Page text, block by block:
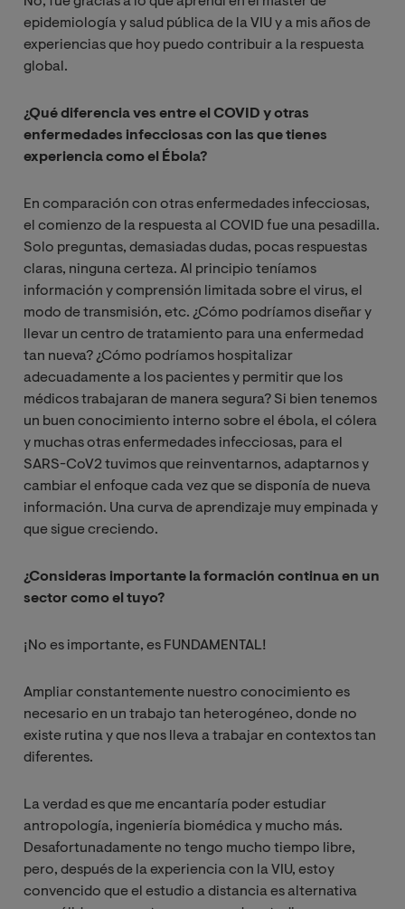
epidemiología y salud pública de la VIU y a mis años de
experiencias que hoy puedo contribuir a la respuesta
global.
¿Qué diferencia ves entre el COVID y otras
enfermedades infecciosas con las que tienes
experiencia como el Ébola?
En comparación con otras enfermedades infecciosas,
el comienzo de la respuesta al COVID fue una pesadilla.
Solo preguntas, demasiadas dudas, pocas respuestas
claras, ninguna certeza. Al principio teníamos
información y comprensión limitada sobre el virus, el
modo de transmisión, etc. ¿Cómo podríamos diseñar y
llevar un centro de tratamiento para una enfermedad
tan nueva? ¿Cómo podríamos hospitalizar
adecuadamente a los pacientes y permitir que los
médicos trabajaran de manera segura? Si bien tenemos
un buen conocimiento interno sobre el ébola, el cólera
y muchas otras enfermedades infecciosas, para el
SARS-CoV2 tuvimos que reinventarnos, adaptarnos y
cambiar el enfoque cada vez que se disponía de nueva
información. Una curva de aprendizaje muy empinada y
que sigue creciendo.
¿Consideras importante la formación continua en un
sector como el tuyo?
¡No es importante, es FUNDAMENTAL!
Ampliar constantemente nuestro conocimiento es
necesario en un trabajo tan heterogéneo, donde no
existe rutina y que nos lleva a trabajar en contextos tan
diferentes.
La verdad es que me encantaría poder estudiar
antropología, ingeniería biomédica y mucho más.
Desafortunadamente no tengo mucho tiempo libre,
pero, después de la experiencia con la VIU, estoy
convencido que el estudio a distancia es alternativa